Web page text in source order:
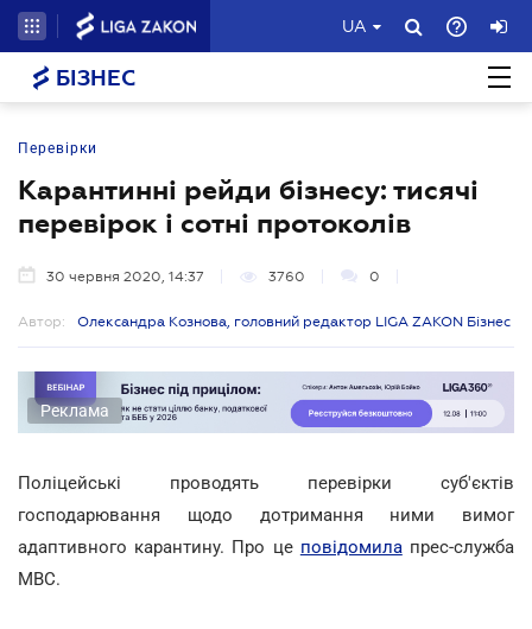
UA
БІЗНЕС
Перевірки
Карантинні рейди бізнесу: тисячі
перевірок і сотні протоколів
30 червня 2020, 14:37 3760 0
Автор: Олександра Кознова, головний редактор LIGA ZAKON Бізнес
Реклама
Поліцейські проводять перевірки суб'єктів
господарювання щодо дотримання ними вимог
адаптивного карантину. Про це повідомилапрес-служба
МВС.